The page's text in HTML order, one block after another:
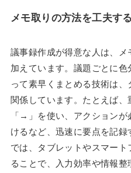
メモ取りの方法を工夫する
議事録作成が得意な人は、
加えています。議題ごとに
って素早くまとめる技術は
関係しています。たとえば
「→」を使い、アクション
けるなど、迅速に要点を記
では、タブレットやスマー
ることで、入力効率や情報